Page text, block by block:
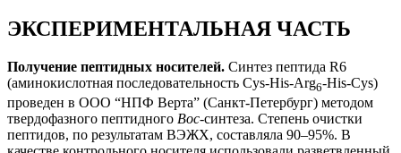
ЭКСПЕРИМЕНТАЛЬНАЯ ЧАСТЬ
Получение пептидных носителей. Синтез пептида R6
(аминокислотная последовательность Cys-His-Arg6-His-Cys)
проведен в ООО “НПФ Верта” (Санкт-Петербург) методом
твердофазного пептидного Вос-синтеза. Степень очистки
пептидов, по результатам ВЭЖХ, составляла 90‒95%. В